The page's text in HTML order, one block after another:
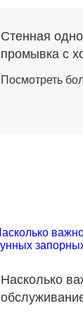
Стенная
промывка с
Посмотреть
Насколько